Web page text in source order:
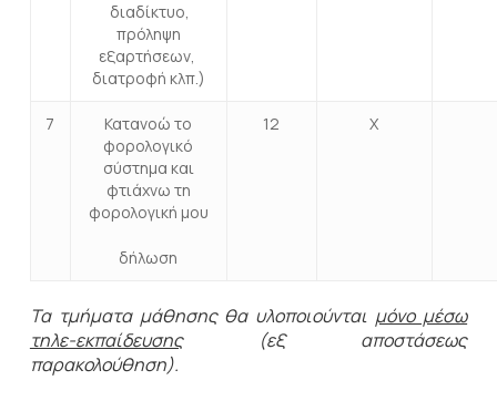
διαδίκτυο,
πρόληψη
εξαρτήσεων,
διατροφή κλπ.)
7
Κατανοώ το
φορολογικό
σύστημα και
φτιάχνω τη
φορολογική μου
δήλωση
12 Χ
Τα τμήματα μάθησης θα υλοποιούνται μόνο μέσω
τηλε-εκπαίδευσης(εξ αποστάσεως
παρακολούθηση).